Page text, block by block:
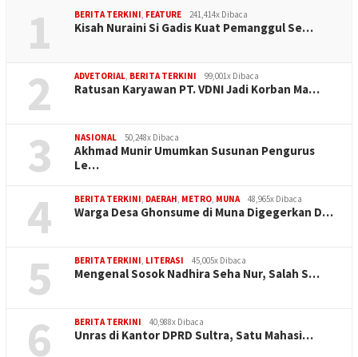
1 BERITA TERKINI, FEATURE 241,414x Dibaca
Kisah Nuraini Si Gadis Kuat Pemanggul Se…
2 ADVETORIAL, BERITA TERKINI 99,001x Dibaca
Ratusan Karyawan PT. VDNI Jadi Korban Ma…
3 NASIONAL 50,248x Dibaca
Akhmad Munir Umumkan Susunan Pengurus
Le…
4 BERITA TERKINI, DAERAH, METRO, MUNA 48,965x Dibaca
Warga Desa Ghonsume di Muna Digegerkan D…
5 BERITA TERKINI, LITERASI 45,005x Dibaca
Mengenal Sosok Nadhira Seha Nur, Salah S…
6 BERITA TERKINI 40,988x Dibaca
Unras di Kantor DPRD Sultra, Satu Mahasi…